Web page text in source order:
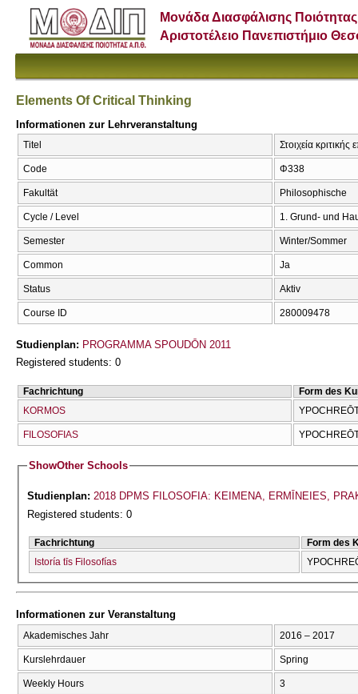
Μονάδα Διασφάλισης Ποιότητας
Αριστοτέλειο Πανεπιστήμιο
Elements Of Critical Thinking
Informationen zur Lehrveranstaltung
Titel Στοιχεία
Code Φ338
Fakultät Philosophische
Cycle / Level 1. Grund- und
Semester Winter/Sommer
Common Ja
Status Aktiv
Course ID 280009478
Studienplan: PROGRAMMA SPOUDŌN 2011
Registered students: 0
Fachrichtung
Form des
KORMOS
FILOSOFIAS
ShowOther Schools
Studienplan:2018 DPMS FILOSOFIA: KEIMENA, ERMĪNEIES,
Registered students: 0
Fachrichtung
Form des
Istoría tīs Filosofías
Informationen zur Veranstaltung
Akademisches Jahr 2016 – 2017
Kurslehrdauer Spring
Weekly Hours 3